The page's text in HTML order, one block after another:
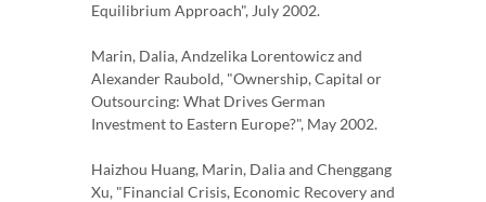
Equilibrium Approach", July 2002.
Marin, Dalia, Andzelika Lorentowicz and
Alexander Raubold, "Ownership, Capital or
Outsourcing: What Drives German
Investment to Eastern Europe?", May 2002.
Haizhou Huang, Marin, Dalia and Chenggang
Xu, "Financial Crisis, Economic Recovery and